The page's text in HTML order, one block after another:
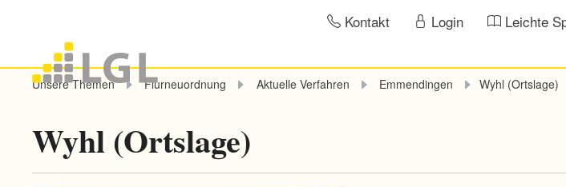
Kontakt Login Leichte
Unsere Themen Flurneuordnung Aktuelle Verfahren Emmendingen Wyhl (Ortslage)
Wyhl (Ortslage)